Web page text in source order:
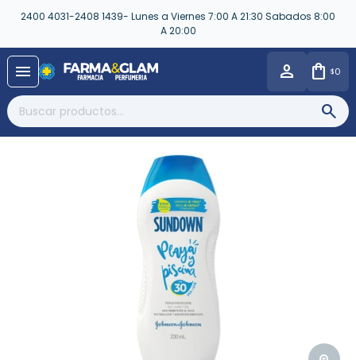
2400 4031-2408 1439- Lunes a Viernes 7:00 A 21:30 Sabados 8:00
A 20:00
menu $0